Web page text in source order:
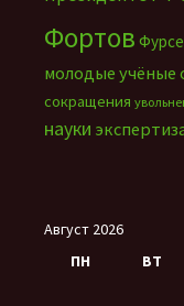
Фортов
молодые учёные
сокращения
науки
Август 2026
ПН
ВТ